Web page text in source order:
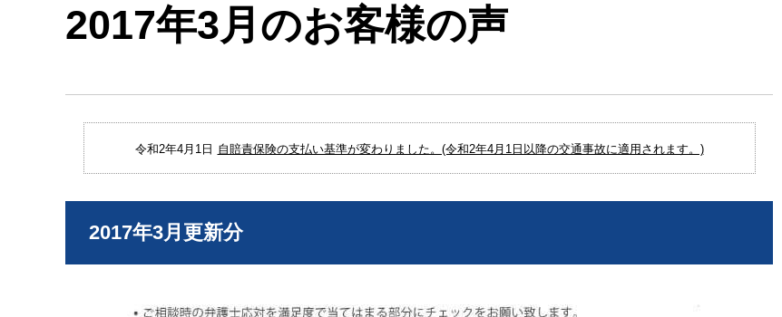
2017年3月のお客様の声
令和2年4月1日 自賠責保険の支払い基準が変わりました。(令和2年4月1日以降の交通事故に適用されます。)
2017年3月更新分